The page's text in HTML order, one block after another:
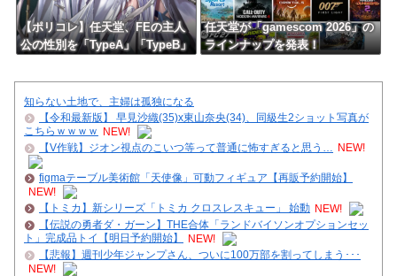
【ポリコレ】任天堂、FEの主人
公の性別を「TypeA」「TypeB」
任天堂が「gamescom 2026」の
ラインナップを発表！
知らない土地で、主婦は孤独になる
【令和最新版】 早見沙織(35)x東山奈央(34)、同級生2ショット写真が
こちらｗｗｗｗ NEW!
【V作戦】ジオン視点のこいつ等って普通に怖すぎると思う… NEW!
figmaテーブル美術館「天使像」可動フィギュア【再販予約開始】
NEW!
【トミカ】新シリーズ「トミカ クロスレスキュー」 始動 NEW!
【伝説の勇者ダ・ガーン】THE合体「ランドバイソンオプションセッ
ト」完成品トイ【明日予約開始】
NEW!
【悲報】週刊少年ジャンプさん、ついに100万部を割ってしまう･･･
NEW!